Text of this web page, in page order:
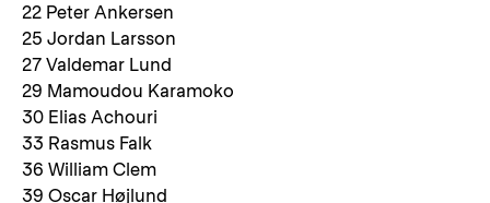
22 Peter Ankersen
25 Jordan Larsson
27 Valdemar Lund
29 Mamoudou Karamoko
30 Elias Achouri
33 Rasmus Falk
36 William Clem
39 Oscar Højlund